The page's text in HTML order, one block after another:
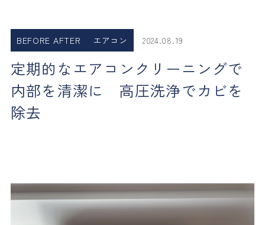
BEFORE AFTER エアコン 2024.08.19
定期的なエアコンクリーニングで
内部を清潔に 高圧洗浄でカビを
除去